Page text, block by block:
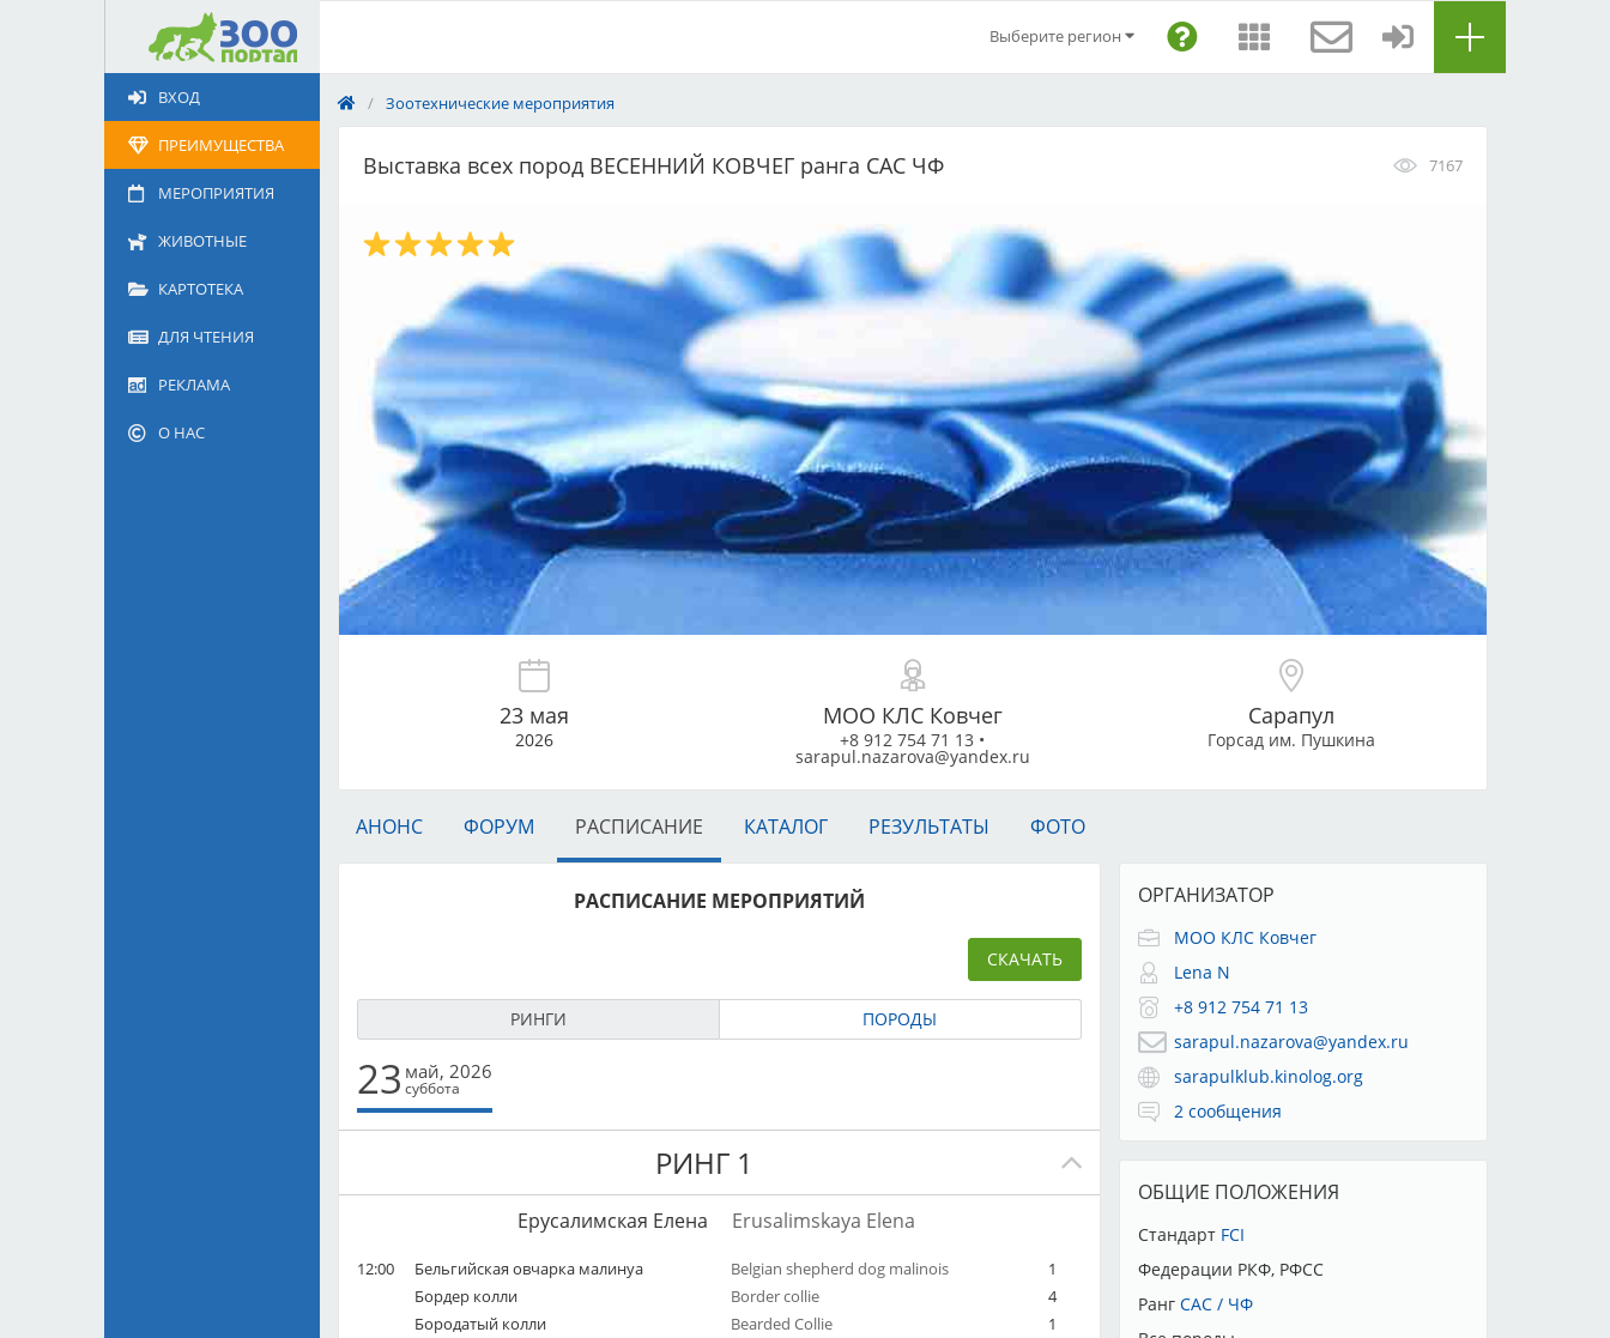
ВХОД
ПРЕИМУЩЕСТВА
МЕРОПРИЯТИЯ
ЖИВОТНЫЕ
КАРТОТЕКА
ДЛЯ ЧТЕНИЯ
РЕКЛАМА
О НАС
Выберите регион
/ Зоотехнические мероприятия
Выставка всех пород ВЕСЕННИЙ КОВЧЕГ ранга САС ЧФ 7167
23 мая
2026
МОО КЛС Ковчег
+8 912 754 71 13 •
sarapul.nazarova@yandex.ru
Сарапул
Горсад им. Пушкина
АНОНС ФОРУМ РАСПИСАНИЕ КАТАЛОГ РЕЗУЛЬТАТЫ ФОТО
РАСПИСАНИЕ МЕРОПРИЯТИЙ
СКАЧАТЬ
РИНГИ ПОРОДЫ
23 май, 2026
суббота
РИНГ 1
Ерусалимская Елена Erusalimskaya Elena
12:00 Бельгийская овчарка малинуа Belgian shepherd dog malinois
1
Бордер колли
Border collie
4
Бородатый колли
Bearded Collie
1
ОРГАНИЗАТОР
МОО КЛС Ковчег
Lena N
+8 912 754 71 13
sarapul.nazarova@yandex.ru
sarapulklub.kinolog.org
2 сообщения
ОБЩИЕ ПОЛОЖЕНИЯ
Стандарт FCI
Федерации РКФ, РФСС
Ранг CAC / ЧФ
Животное
Щенка по коду метрики
Обращение